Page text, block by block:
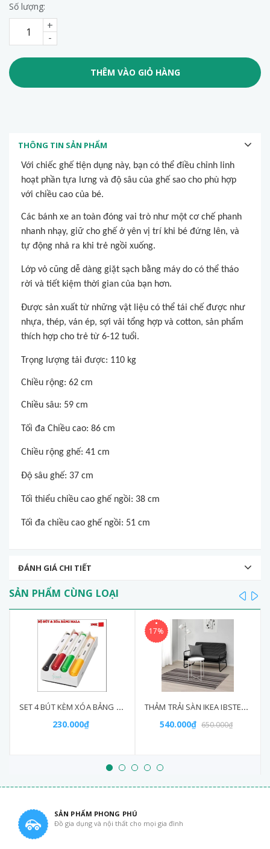
Số lượng:
-
+
THÊM VÀO GIỎ HÀNG
THÔNG TIN SẢN PHẨM
Với chiếc ghế tiện dụng này, bạn có thể điều chỉnh linh
hoạt phần tựa lưng và độ sâu của ghế sao cho phù hợp
với chiều cao của bé.
Các bánh xe an toàn đóng vai trò như một cơ chế phanh
nhanh nhạy, giữ cho ghế ở yên vị trí khi bé đứng lên, và
tự động nhả ra khi trẻ ngồi xuống.
Lớp vỏ cũng dễ dàng giặt sạch bằng máy do có thể tháo
rời và tiết kiệm thời gian của bạn hơn.
Được sản xuất từ những vật liệu có thể tái chế được như
nhựa, thép, ván ép, sợi vải tổng hợp và cotton, sản phẩm
thích hợp cho trẻ từ 6-12 tuổi.
Trọng lượng tải được: 110 kg
Chiều rộng: 62 cm
Chiều sâu: 59 cm
Tối đa Chiều cao: 86 cm
Chiều rộng ghế: 41 cm
Độ sâu ghế: 37 cm
Tối thiểu chiều cao ghế ngồi: 38 cm
Tối đa chiều cao ghế ngồi: 51 cm
ĐÁNH GIÁ CHI TIẾT
SẢN PHẨM CÙNG LOẠI
SET 4 BÚT KÈM XÓA BẢNG MALA IKEA
230.000₫
17%
THẢM TRẢI SÀN IKEA IBSTED 120X180cm
540.000₫ 650.000₫
prev
SẢN PHẨM PHONG PHÚ
Đồ gia dụng và nội thất cho mọi gia đình